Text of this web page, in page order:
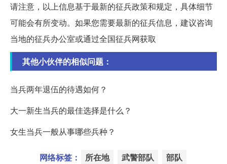
请注意，以上信息基于最新的征兵政策和规定，具体细节
可能会有所变动。如果您需要最新的征兵信息，建议咨询
当地的征兵办公室或通过全国征兵网获取
其他小伙伴的相似问题：
当兵两年退伍的待遇如何？
大一新生当兵的最佳选择是什么？
女生当兵一般从事哪些兵种？
网络标签： 所在地 武警部队 部队